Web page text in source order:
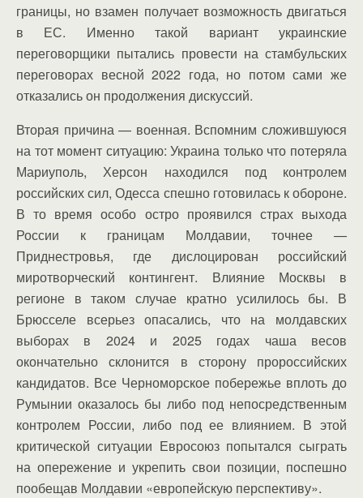
границы, но взамен получает возможность двигаться
в ЕС. Именно такой вариант украинские
переговорщики пытались провести на стамбульских
переговорах весной 2022 года, но потом сами же
отказались он продолжения дискуссий.
Вторая причина — военная. Вспомним сложившуюся
на тот момент ситуацию: Украина только что потеряла
Мариуполь, Херсон находился под контролем
российских сил, Одесса спешно готовилась к обороне.
В то время особо остро проявился страх выхода
России к границам Молдавии, точнее —
Приднестровья, где дислоцирован российский
миротворческий контингент. Влияние Москвы в
регионе в таком случае кратно усилилось бы. В
Брюсселе всерьез опасались, что на молдавских
выборах в 2024 и 2025 годах чаша весов
окончательно склонится в сторону пророссийских
кандидатов. Все Черноморское побережье вплоть до
Румынии оказалось бы либо под непосредственным
контролем России, либо под ее влиянием. В этой
критической ситуации Евросоюз попытался сыграть
на опережение и укрепить свои позиции, поспешно
пообещав Молдавии «европейскую перспективу».